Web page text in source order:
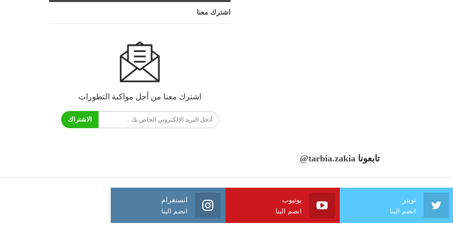
اشترك معنا
اشترك معنا من أجل مواكبة التطورات
الاشتراك
تابعونا @tarbia.zakia
تويتر
انضم الينا
يوتيوب
انضم الينا
انستغرام
انضم الينا